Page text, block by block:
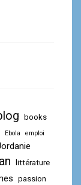
books
Ebola emploi
littérature
passion